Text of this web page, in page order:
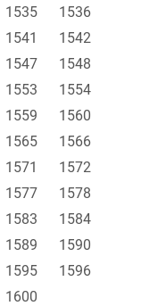
1535
1536
1541
1542
1547
1548
1553
1554
1559
1560
1565
1566
1571
1572
1577
1578
1583
1584
1589
1590
1595
1596
1600